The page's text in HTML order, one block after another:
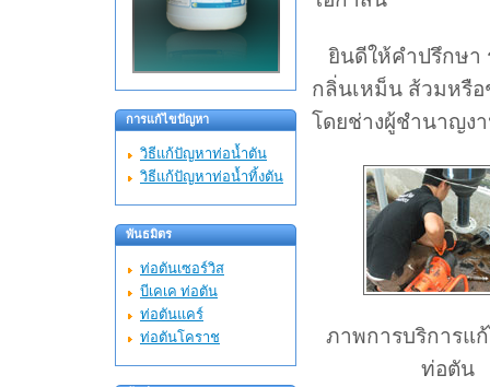
การแก้ไขปัญหา
วิธีแก้ปัญหาท่อน้ำตัน
วิธีแก้ปัญหาท่อน้ำทิ้งตัน
พันธมิตร
ท่อตันเซอร์วิส
บีเคเค ท่อตัน
ท่อตันแคร์
ท่อตันโคราช
ยินดีให้คำปรึกษา
กลิ่นเหม็น ส้วมหรื
โดยช่างผู้ชำนาญง
ภาพการบริการแ
ท่อตัน